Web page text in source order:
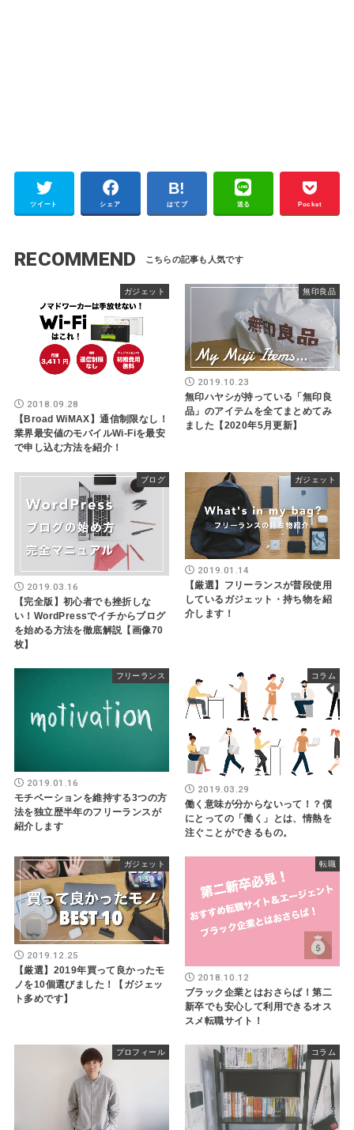
ツイート シェア はてブ 送る Pocket
RECOMMEND
ガジェット
2018.09.28
【Broad WiMAX】通信制限なし！
業界最安値のモバイルWi-Fiを最安
で申し込む方法を紹介！
無印良品
2019.10.23
無印ハヤシが持っている「無印良
品」のアイテムを全てまとめてみ
ました【2020年5月更新】
ブログ
2019.03.16
【完全版】初心者でも挫折しな
い！WordPressでイチからブログ
を始める方法を徹底解説【画像70
枚】
ガジェット
2019.01.14
【厳選】フリーランスが普段使用
しているガジェット・持ち物を紹
介します！
フリーランス
2019.01.16
モチベーションを維持する3つの方
法を独立歴半年のフリーランスが
紹介します
コラム
2019.03.29
働く意味が分からないって！？僕
にとっての「働く」とは、情熱を
注ぐことができるもの。
ガジェット
2019.12.25
【厳選】2019年買って良かったモ
ノを10個選びました！【ガジェッ
ト多めです】
転職
2018.10.12
ブラック企業とはおさらば！第二
新卒でも安心して利用できるオス
スメ転職サイト！
プロフィール コラム